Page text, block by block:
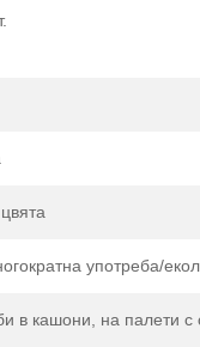
употреба/
в кашони, на палети